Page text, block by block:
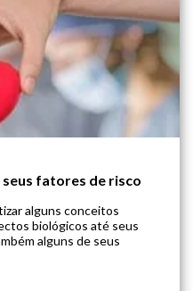
fatores de risco
alguns conceitos
biológicos até seus
alguns de seus